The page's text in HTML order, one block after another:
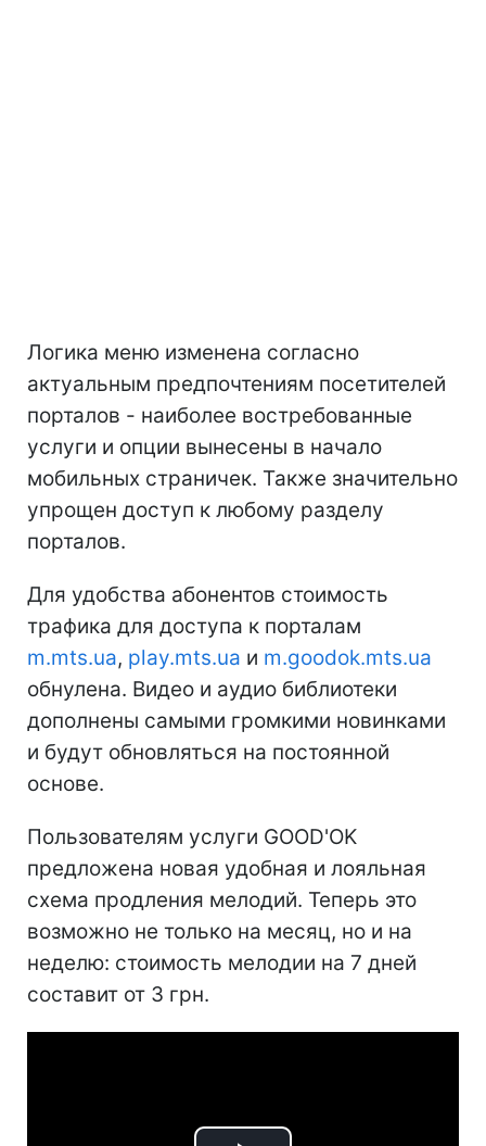
Логика меню изменена согласно
актуальным предпочтениям посетителей
порталов - наиболее востребованные
услуги и опции вынесены в начало
мобильных страничек. Также значительно
упрощен доступ к любому разделу
порталов.
Для удобства абонентов стоимость
трафика для доступа к порталам
m.mts.ua, play.mts.ua и m.goodok.mts.ua
обнулена. Видео и аудио библиотеки
дополнены самыми громкими новинками
и будут обновляться на постоянной
основе.
Пользователям услуги GOOD'OK
предложена новая удобная и лояльная
схема продления мелодий. Теперь это
возможно не только на месяц, но и на
неделю: стоимость мелодии на 7 дней
составит от 3 грн.